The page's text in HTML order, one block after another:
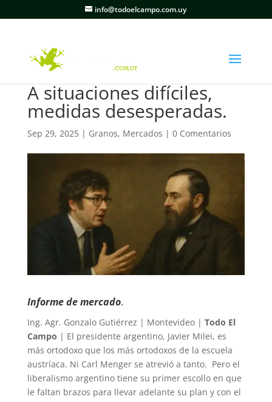
info@todoelcampo.com.uy
A situaciones difíciles,
medidas desesperadas.
Sep 29, 2025| Granos, Mercados | 0 Comentarios
Informe de mercado.
Ing. Agr. Gonzalo Gutiérrez | Montevideo | Todo El
Campo | El presidente argentino, Javier Milei, es
más ortodoxo que los más ortodoxos de la escuela
austríaca. Ni Carl Menger se atrevió a tanto. Pero el
liberalismo argentino tiene su primer escollo en que
le faltan brazos para llevar adelante su plan y con el